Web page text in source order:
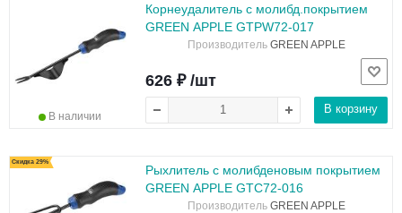
Корнеудалитель с молибд.покрытием
GREEN APPLE GTPW72-017
Производитель GREEN APPLE
В наличии
626 ₽ /шт
В корзину
Скидка 29%
Рыхлитель с молибденовым покрытием
GREEN APPLE GTC72-016
Производитель GREEN APPLE